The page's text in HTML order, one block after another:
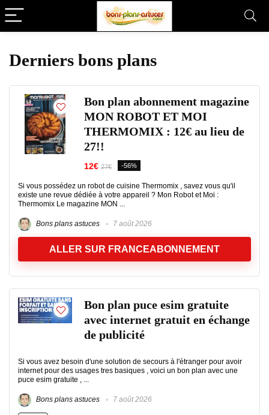
Derniers bons plans
Bon plan abonnement magazine
MON ROBOT ET MOI
THERMOMIX : 12€ au lieu de
27!!
12€ 27€ -56%
Si vous possédez un robot de cuisine Thermomix , savez vous qu'il
existe une revue dédiée à votre appareil ? Mon Robot et Moi :
Thermomix Le magazine MON ...
Bons plans astuces 7 août 2026
ALLER SUR FRANCEABONNEMENT
Bon plan puce esim gratuite
avec internet gratuit en échange
de publicité
Si vous avez besoin d'une solution de secours à l'étranger pour avoir
internet pour des usages tres basiques , voici un bon plan avec une
puce esim gratuite , ...
Bons plans astuces 7 août 2026